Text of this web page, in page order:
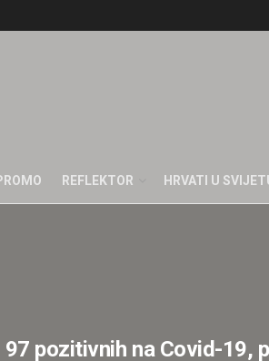
REFLEKTOR HRVATI U
97 pozitivnih na Covid-19,